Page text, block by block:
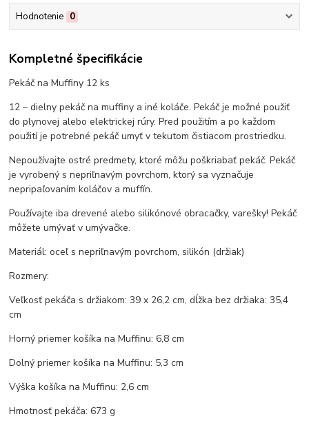
Hodnotenie 0
Kompletné špecifikácie
Pekáč na Muffiny 12 ks
12 – dielny pekáč na muffiny a iné koláče. Pekáč je možné použiť
do plynovej alebo elektrickej rúry. Pred použitím a po každom
použití je potrebné pekáč umyť v tekutom čistiacom prostriedku.
Nepoužívajte ostré predmety, ktoré môžu poškriabať pekáč. Pekáč
je vyrobený s nepriľnavým povrchom, ktorý sa vyznačuje
nepripaľovaním koláčov a muffín.
Používajte iba drevené alebo silikónové obracačky, varešky! Pekáč
môžete umývať v umývačke.
Materiál: oceľ s nepriľnavým povrchom, silikón (držiak)
Rozmery:
Veľkosť pekáča s držiakom: 39 x 26,2 cm, dĺžka bez držiaka: 35,4
cm
Horný priemer košíka na Muffinu: 6,8 cm
Dolný priemer košíka na Muffinu: 5,3 cm
Výška košíka na Muffinu: 2,6 cm
Hmotnosť pekáča: 673 g